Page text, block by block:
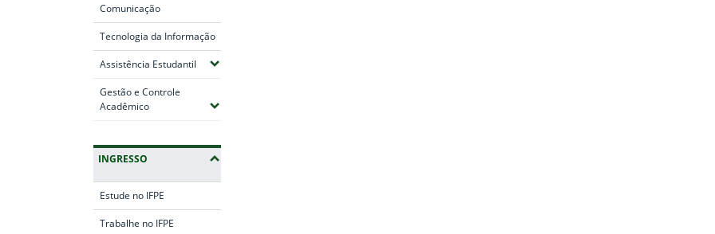
Comunicação
Tecnologia da Informação
Assistência Estudantil (Expandir submenus)
Gestão e Controle
Acadêmico(Expandir submenus)
INGRESSO
Estude no IFPE
Trabalhe no IFPE